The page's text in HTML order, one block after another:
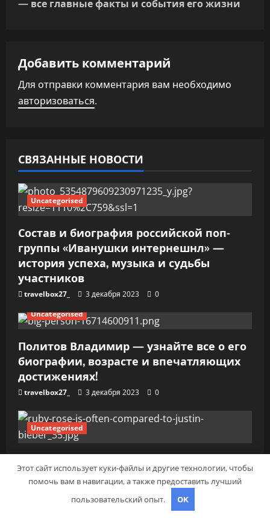
и
я
п
з
а
п
и
с
я
м
— все главные факты и события его жизни
Добавить комментарий
Для отправки комментария вам необходимо
авторизоваться.
СВЯЗАННЫЕ НОВОСТИ
Uncategorised
Состав и биография российской поп-
группы «Иванушки интернешнл» —
история успеха, музыка и судьбы
участников
travelbox27_ 3 декабря 2023
0
Uncategorised
Политов Владимир — узнайте все о его
биографии, возрасте и впечатляющих
достижениях!
travelbox27_ 3 декабря 2023 0
Uncategorised
музыкальная карьера, личная жизнь и
знаковые достижения
Этот сайт использует куки-файлы и другие технологии, чтобы
помочь вам в навигации, а также предоставить лучший
пользовательский опыт.
OK